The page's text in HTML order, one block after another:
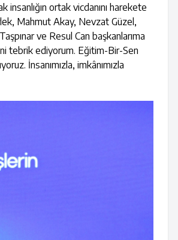
insanlığın ortak vicdanını harekete
Mahmut Akay, Nevzat Güzel,
ve Resul Can başkanlarıma
tebrik ediyorum. Eğitim-Bir-Sen
İnsanımızla, imkânımızla